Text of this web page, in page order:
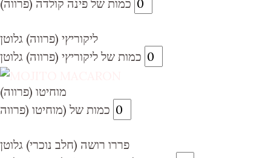
כמות של פינה קולדה (פרווה)
ליקוריץי (פרווה) גלוטן
כמות של ליקוריץי (פרווה) גלוטן
(מוחיטו (פרווה
כמות של (מוחיטו (פרווה
פררו רושה (חלב נוכרי) גלוטן